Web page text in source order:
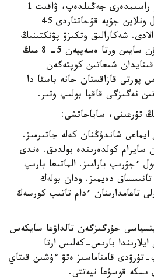
كولىك قۇرالدارىن تەكسەرۋ راسىمدەرى جەڭىلدەپ، ۋاقىت 1
مينۋتقا دەيىن قىسقاردى. ال ونلاين جۇيە قۇجاتتاردى 45
شەكارالىق وتكىزۋ پۋنكتىنىڭ
كىرۋ-شىعۋ زالى ارقىلى كۇن سايىن ورتا ەسەپپەن 5- 8 مىڭ
شىعاتىن كوپتەگەن
پورتى قازاقستان جانە باسقا دا
نەگىزگى قاقپا بولىپ وتىر.
تۇرعىنى، ساياحاتشى:
شاندۇڭنان كەلە جاتىرمىز.
كولدەرىندە بولدىق. ەندى
ءجۇرىپ بارامىز. الماتىعا بارىپ
دەيمىز. ودان بولەك
تاعامدارىنان ءدام تاتىپ كورسەك
جۇرگىزگەن تالداۋعا سايكەس
بارىس-كەلىس ارتا
قامتاماسىز ەتۋ ءۇشىن قىتاي
ىسكە قوسۋعا نيەتتى.